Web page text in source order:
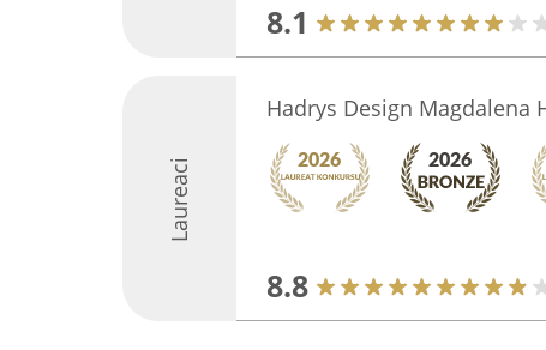
8.1
Laureaci
Hadrys Design Magdalena
8.8